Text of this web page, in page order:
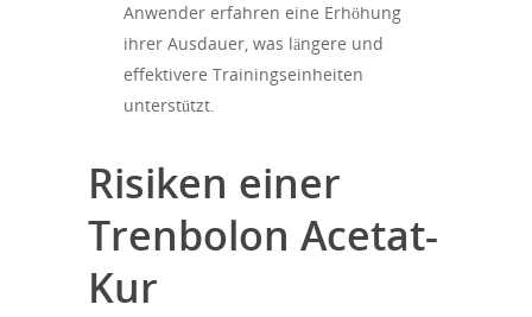
Anwender erfahren eine Erhöhung
ihrer Ausdauer, was längere und
effektivere Trainingseinheiten
unterstützt.
Risiken einer
Trenbolon Acetat-
Kur